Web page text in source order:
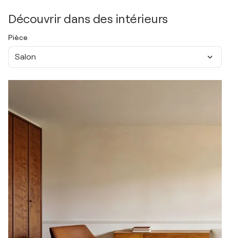
Découvrir dans des intérieurs
Pièce
Salon